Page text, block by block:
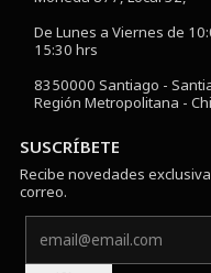
De Lunes a Viernes de
15:30 hrs
8350000 Santiago -
Región Metropolitana -
SUSCRÍBETE
Recibe novedades
correo.